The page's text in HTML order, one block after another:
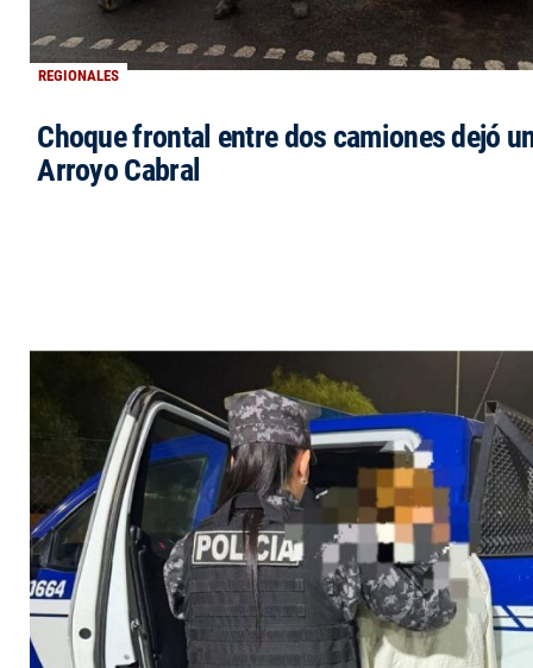
REGIONALES
Choque frontal entre dos camiones dejó
Arroyo Cabral